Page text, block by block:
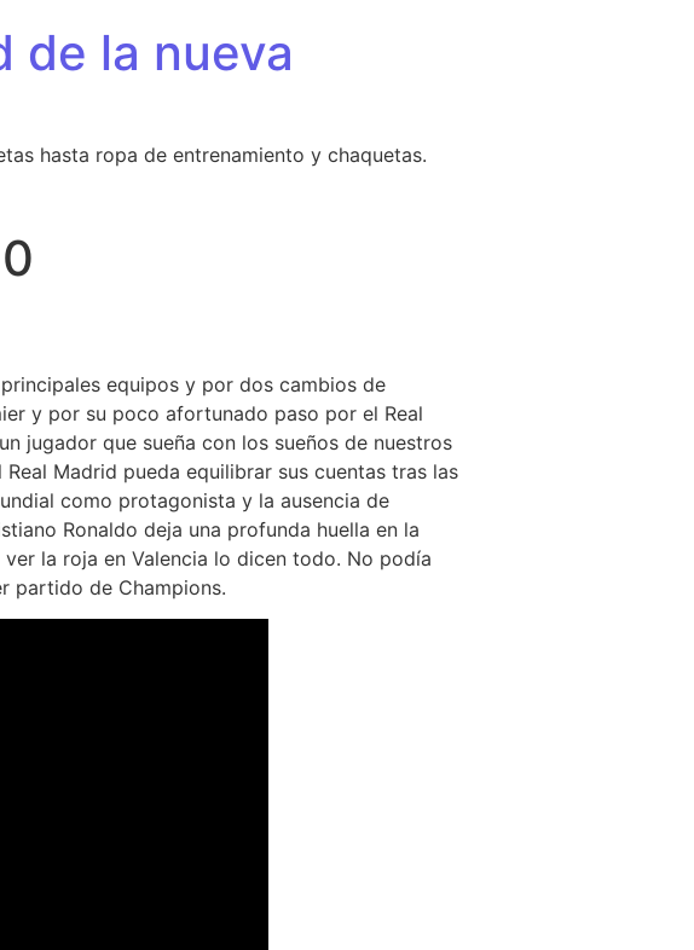
de la nueva
hasta ropa de entrenamiento y chaquetas.
2019 20
equipos y por dos cambios de
y por su poco afortunado paso por el Real
jugador que sueña con los sueños de nuestros
Madrid pueda equilibrar sus cuentas tras las
como protagonista y la ausencia de
Ronaldo deja una profunda huella en la
la roja en Valencia lo dicen todo. No podía
partido de Champions.